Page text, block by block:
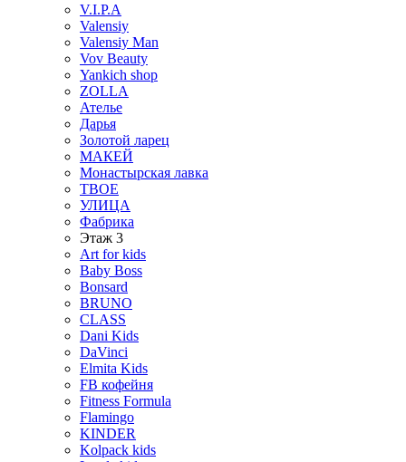
V.I.P.A
Valensiy
Valensiy Man
Vov Beauty
Yankich shop
ZOLLA
Ателье
Дарья
Золотой ларец
МАКЕЙ
Монастырская лавка
ТВОЕ
УЛИЦА
Фабрика
Этаж 3
Art for kids
Baby Boss
Bonsard
BRUNO
CLASS
Dani Kids
DaVinci
Elmita Kids
FB кофейня
Fitness Formula
Flamingo
KINDER
Kolpack kids